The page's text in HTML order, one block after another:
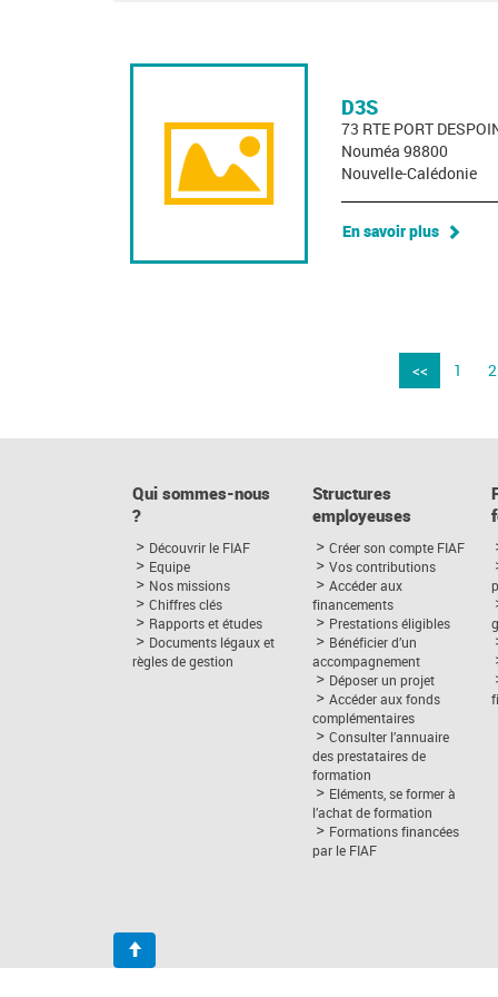
D3S
73 RTE PORT
Nouméa 98800
Nouvelle-Calédonie
En savoir plus
<< 1 2
Qui sommes-nous
?
Découvrir le FIAF
Equipe
Nos missions
Chiffres clés
Rapports et études
Documents légaux et
règles de gestion
Structures
employeuses
Créer son compte FIAF
Vos contributions
Accéder aux
financements
Prestations éligibles
Bénéficier d’un
accompagnement
Déposer un projet
Accéder aux fonds
complémentaires
Consulter l’annuaire
des prestataires de
formation
Eléments, se former à
l’achat de formation
Formations financées
par le FIAF